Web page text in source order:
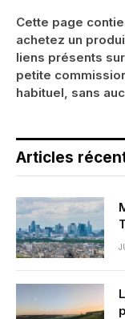
Cette page
achetez un
liens présents
petite
habituel, sans
Articles